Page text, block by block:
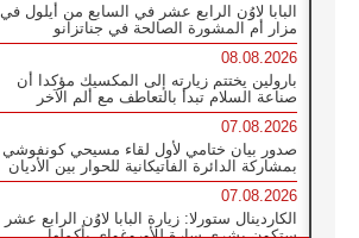
البابا لاوُن الرابع عشر في السابع من أيلول في
مزار أم المشورة الصالحة في جناتزانو
08.08.2026
بارولين يختتم زيارته إلى المكسيك مؤكدا أن
صناعة السلام تبدأ بالتعاطف مع ألم الآخر
07.08.2026
صدور بيان ختامي لأول لقاء مسيحي كونفوشي
بمشاركة الدائرة الفاتيكانية للحوار بين الأديان
07.08.2026
الكاردينال ستورلا: زيارة البابا لاوُن الرابع عشر